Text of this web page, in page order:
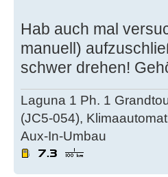
Hab auch mal
manuell)
schwer drehen!
Laguna 1 Ph. 1
(JC5-054),
Aux-In-Umbau